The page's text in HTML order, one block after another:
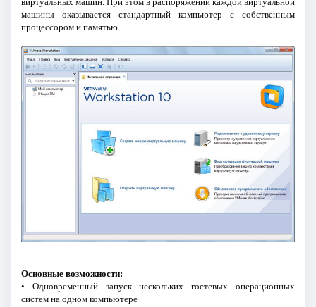
машины оказывается стандартный компьютер с собственным
процессором и памятью.
Основные возможности:
• Одновременный запуск нескольких гостевых операционных
систем на одном компьютере